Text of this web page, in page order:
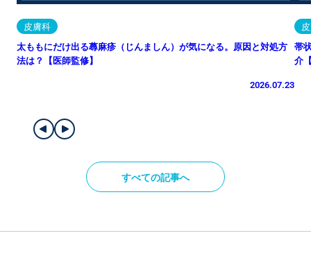
皮膚科
太ももにだけ出る蕁麻疹（じんましん）が気になる。原因と対処方
法は？【医師監修】
2026.07.23
帯
介
すべての記事へ